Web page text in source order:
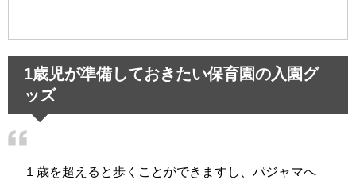
1歳児が準備しておきたい保育園の入園グ
ッズ
１歳を超えると歩くことができますし、パジャマへ